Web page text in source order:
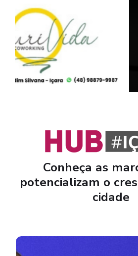
Conheça as
potencializam o
cidade